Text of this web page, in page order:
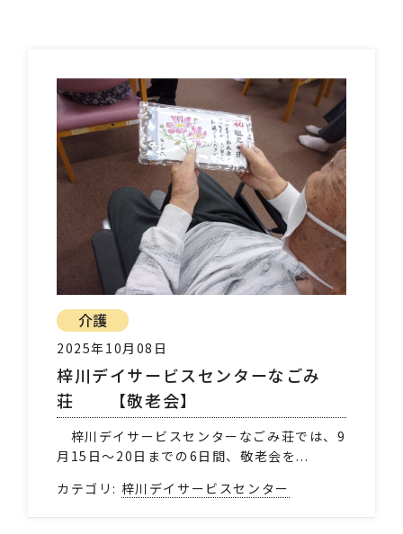
介護
2025年10月08日
梓川デイサービスセンターなごみ
荘 【敬老会】
梓川デイサービスセンターなごみ荘では、9
月15日～20日までの6日間、敬老会を...
カテゴリ: 梓川デイサービスセンター